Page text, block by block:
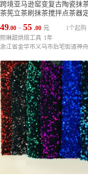
跨境亚马逊窑变复古陶瓷抹
茶筅立茶刷抹茶搅拌点茶器
49.00 ~ 55 .00 元 1个起购
熙琳甜烘焙工具 1年